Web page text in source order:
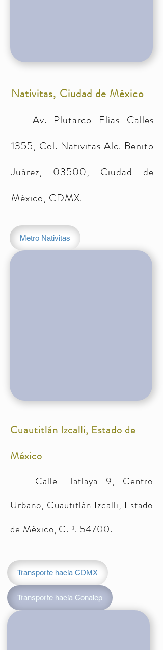
Nativitas, Ciudad de México
Av. Plutarco Elías Calles
1355, Col. Nativitas Alc. Benito
Juárez, 03500, Ciudad de
México, CDMX.
Metro Nativitas
Cuautitlán Izcalli, Estado de
México
Calle Tlatlaya 9, Centro
Urbano, Cuautitlán Izcalli, Estado
de México, C.P. 54700.
Transporte hacía CDMX
Transporte hacía Conalep